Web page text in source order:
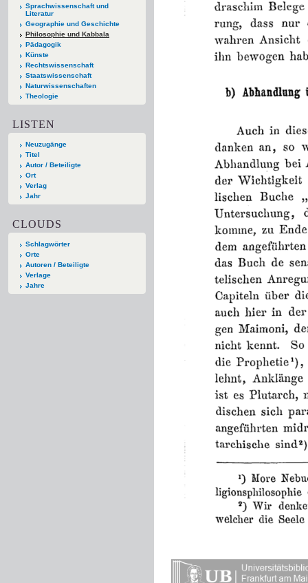
Sprachwissenschaft und
Literatur
Geographie und Geschichte
Philosophie und Kabbala
Pädagogik
Künste
Rechtswissenschaft
Staatswissenschaft
Naturwissenschaften
Theologie
LISTEN
Neuzugänge
Titel
Autor / Beteiligte
Ort
Verlag
Jahr
CLOUDS
Schlagwörter
Orte
Autoren / Beteiligte
Verlage
Jahre